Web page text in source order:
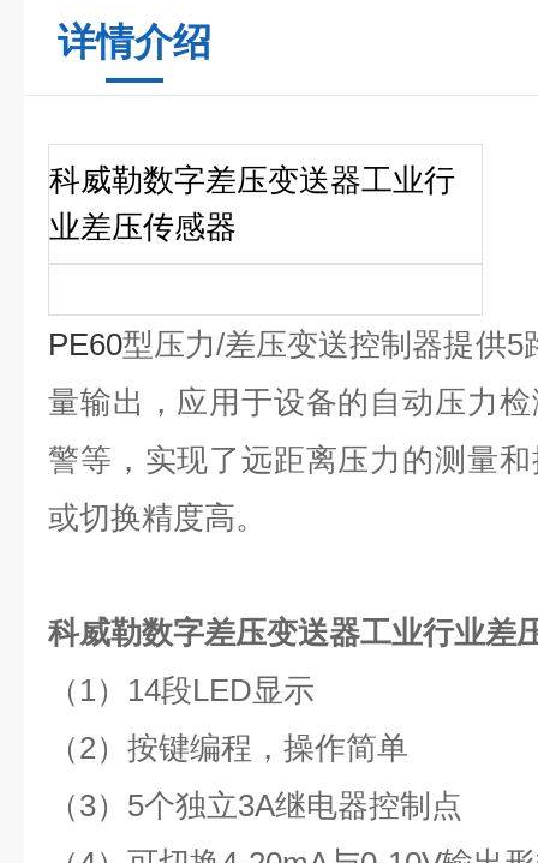
详情介绍
科威勒数字差压变送器工业行
业差压传感器
PE60型压力/差压变送控制器提供5
量输出，应用于设备的自动压力
警等，实现了远距离压力的测量
或切换精度高。
科威勒数字差压变送器工业行业差
（1）14段LED显示
（2） 按键编程，操作简单
（3） 5个独立3A继电器控制点